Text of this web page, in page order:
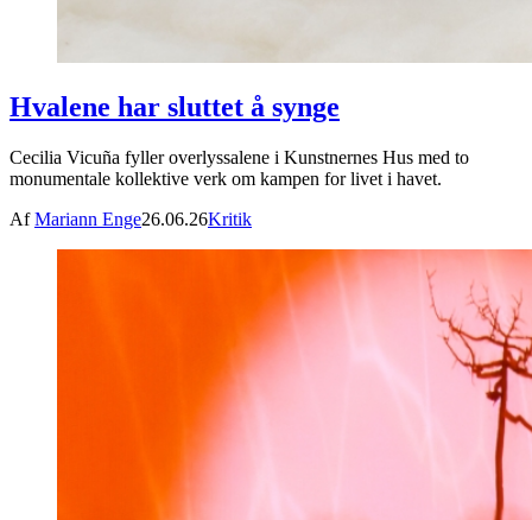
Hvalene har sluttet å synge
Cecilia Vicuña fyller overlyssalene i Kunstnernes Hus med to
monumentale kollektive verk om kampen for livet i havet.
AfMariann Enge26.06.26Kritik